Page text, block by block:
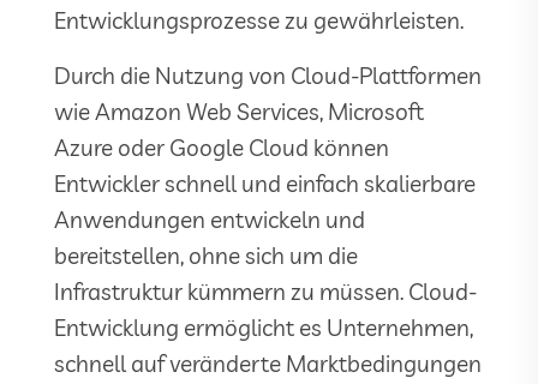
Entwicklungsprozesse zu gewährleisten.
Durch die Nutzung von Cloud-Plattformen
wie Amazon Web Services, Microsoft
Azure oder Google Cloud können
Entwickler schnell und einfach skalierbare
Anwendungen entwickeln und
bereitstellen, ohne sich um die
Infrastruktur kümmern zu müssen. Cloud-
Entwicklung ermöglicht es Unternehmen,
schnell auf veränderte Marktbedingungen